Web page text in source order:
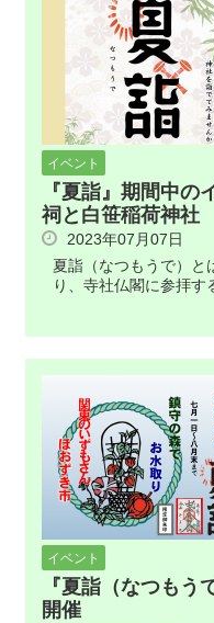
イベント
『夏詣』期間中の
祠と白笹稲荷神社
2023年07月07日
夏詣（なつもうで）と
り、寺社仏閣に参拝す
イベント
『夏詣（なつも
開催